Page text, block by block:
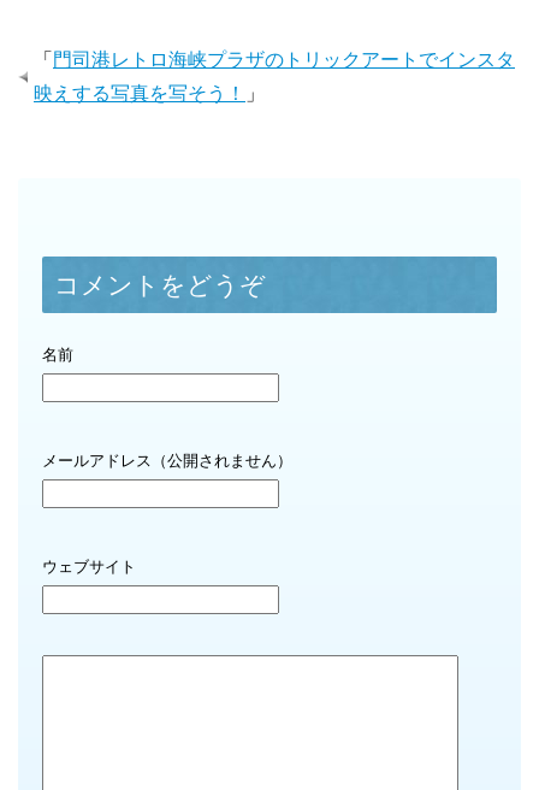
「 門司港レトロ海峡プラザのトリックアートでインスタ
映えする写真を写そう！
」
コメントをどうぞ
名前
メールアドレス（公開されません）
ウェブサイト